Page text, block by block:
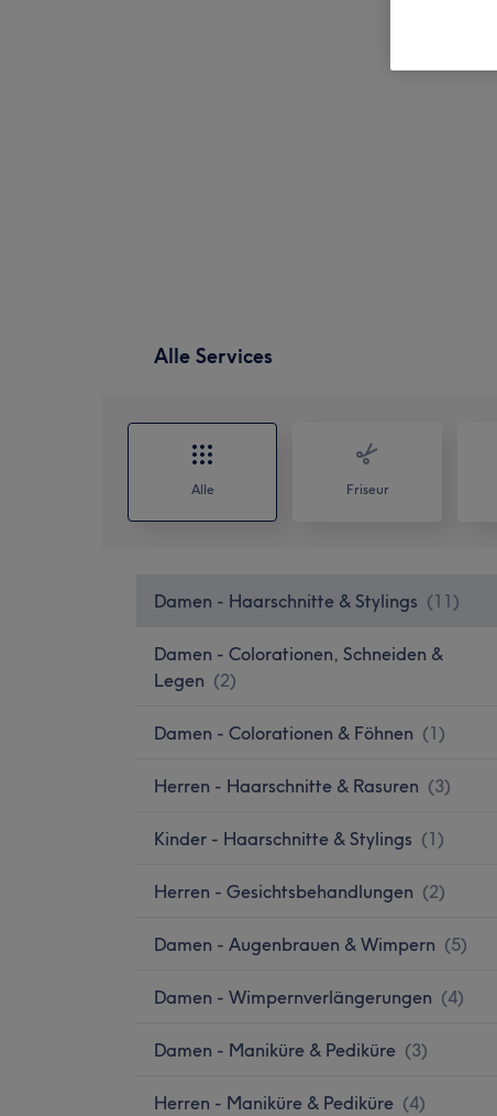
Alle Services
Alle Friseur
Damen - Haarschnitte & Stylings (11 )
Damen - Colorationen, Schneiden &
Legen (2)
Damen - Colorationen & Föhnen (1)
Herren - Haarschnitte & Rasuren (3)
Kinder - Haarschnitte & Stylings (1)
Herren - Gesichtsbehandlungen (2)
Damen - Augenbrauen & Wimpern (5)
Damen - Wimpernverlängerungen (4)
Damen - Maniküre & Pediküre (3)
Herren - Maniküre & Pediküre (4)